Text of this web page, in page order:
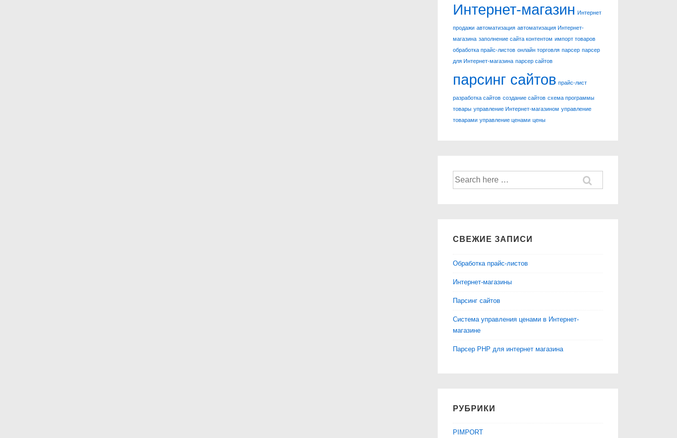
Интернет-магазин Интернет
продажи автоматизация автоматизация Интернет-
магазина заполнение сайта контентом импорт товаров
обработка прайс-листов онлайн торговля парсер парсер
для Интернет-магазина парсер сайтов
парсинг сайтов прайс-лист
разработка сайтов создание сайтов схема программы
товары управление Интернет-магазином управление
товарами управление ценами цены
Найти:
СВЕЖИЕ ЗАПИСИ
Обработка прайс-листов
Интернет-магазины
Парсинг сайтов
Система управления ценами в Интернет-
магазине
Парсер PHP для интернет магазина
РУБРИКИ
PIMPORT